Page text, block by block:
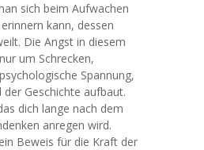
sich beim Aufwachen
kann, dessen
Die Angst in diesem
um Schrecken,
Spannung,
der Geschichte aufbaut.
dich lange nach dem
anregen wird.
Beweis für die Kraft der